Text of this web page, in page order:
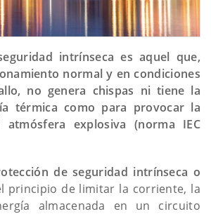
intrínseca es aquel que,
normal y en condiciones
no genera chispas ni tiene la
térmica como para provocar la
explosiva (norma IEC
de seguridad intrínseca o
principio de limitar la corriente, la
almacenada en un circuito